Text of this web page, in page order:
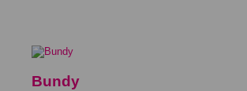
Bundy